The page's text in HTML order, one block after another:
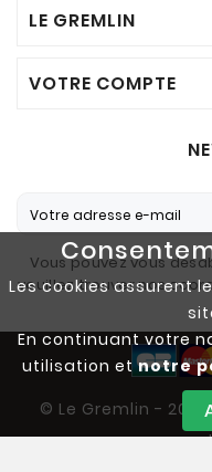
Les cookies assurent
En continuant votre
utilisation etnotre
LE GREMLIN
VOTRE COMPTE
Vous pouvez vous
veuillez trouver nos
© Le Gremlin -